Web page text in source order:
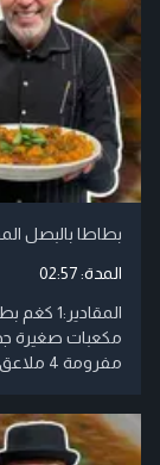
بطاطا بالبصل
المدة:02:57
مفرومة 4 ملاعق كبيرة زيت زيتون 1 ....